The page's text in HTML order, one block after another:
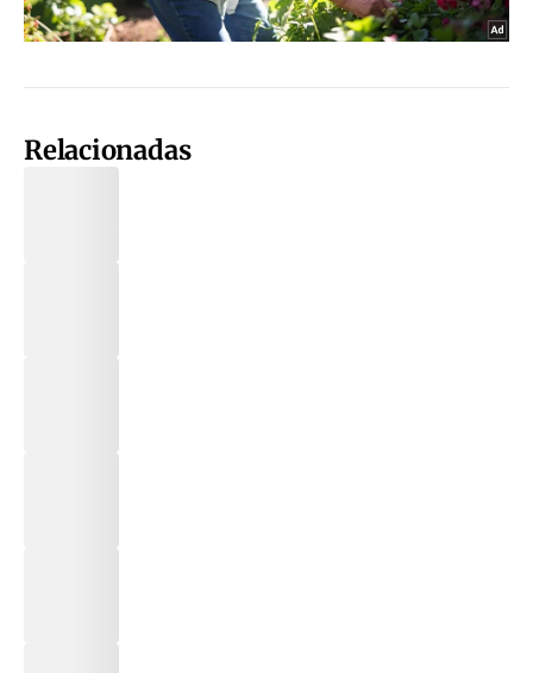
Relacionadas